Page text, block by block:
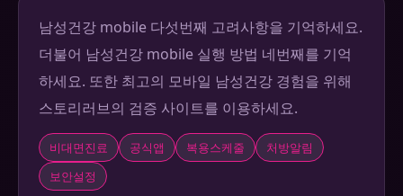
남성건강 mobile 다섯번째 고려사항을 기억하세요.
더불어 남성건강 mobile 실행 방법 네번째를 기억
하세요. 또한 최고의 모바일 남성건강 경험을 위해
스토리러브의 검증 사이트를 이용하세요.
비대면진료 공식앱 복용스케줄
처방알림
보안설정